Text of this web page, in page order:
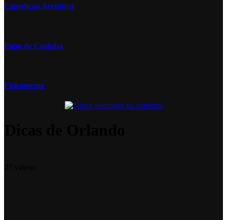
Expedição Aventura
Papo de Cozinha
Fisicamente